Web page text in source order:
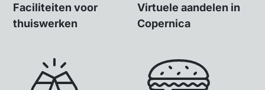
Faciliteiten voor
thuiswerken
Virtuele aandelen in
Copernica